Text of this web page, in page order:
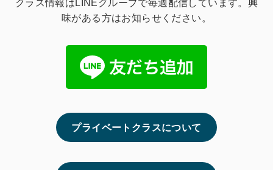
クラス情報はLINEグループで毎週配信しています。興
味がある方はお知らせください。
プライベートクラスについて